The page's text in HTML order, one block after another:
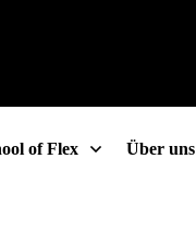
of Flex Über uns